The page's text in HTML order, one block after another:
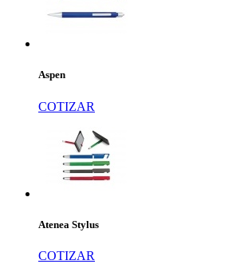
Aspen
COTIZAR
Atenea Stylus
COTIZAR